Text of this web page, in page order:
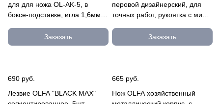
для для ножа OL-AK-5, в
боксе-подставке, игла 1,6мм,
Заказать
перовой дизайнерский, для
точных работ, рукоятка с мини
Заказать
690 руб.
Лезвие OLFA "BLACK MAX"
665 руб.
Нож OLFA хозяйственный